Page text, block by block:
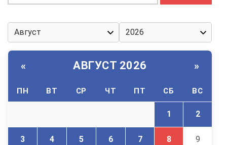
« АВГУСТ 2026 »
ПН ВТ СР ЧТ ПТ СБ ВС
1 2
3 4 5 6 7 8 9